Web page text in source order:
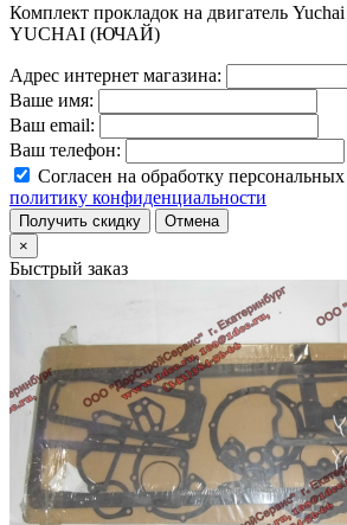
Комплект прокладок на двигатель
YUCHAI (ЮЧАЙ)
Адрес интернет магазина:
Ваше имя:
Ваш email:
Ваш телефон:
Согласен на обработку
политику конфиденциальности
Получить скидку
Отмена
×
Быстрый заказ